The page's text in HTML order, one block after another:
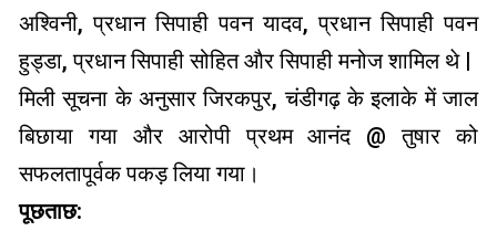
अश्विनी, प्रधान सिपाही पवन यादव, प्रधान सिपाही पवन
हुड्डा, प्रधान सिपाही सोहित और सिपाही मनोज शामिल थे |
मिली सूचना के अनुसार जिरकपुर, चंडीगढ़ के इलाके में जाल
बिछाया गया और आरोपी प्रथम आनंद @ तुषार को
सफलतापूर्वक पकड़ लिया गया।
पूछताछ: